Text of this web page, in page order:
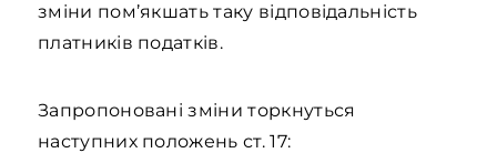
зміни пом’якшать таку відповідальність
платників податків.
Запропоновані зміни торкнуться
наступних положень ст. 17: